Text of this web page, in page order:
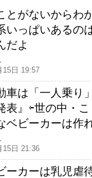
とがないからわ
いっぱいあるの
だよ
15日 19:57
車は「一人乗
表』⇦世の中・
ベビーカーは作
15日 21:36
ーカーは乳児